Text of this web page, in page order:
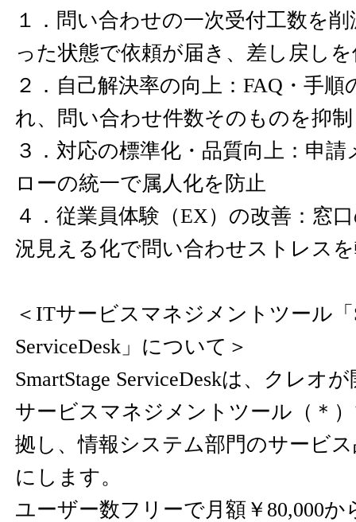
１．問い合わせの一次受付工数を
った状態で依頼が届き、差し戻し
２．自己解決率の向上：FAQ・手
れ、問い合わせ件数そのものを抑制
３．対応の標準化・品質向上：申
ローの統一で属人化を防止
４．従業員体験（EX）の改善：窓
況見える化で問い合わせストレス
＜ITサービスマネジメントツール「
ServiceDesk」について＞
SmartStage ServiceDeskは、クレオ
サービスマネジメントツール（＊
拠し、情報システム部門のサービ
にします。
ユーザー数フリーで月額￥80,000